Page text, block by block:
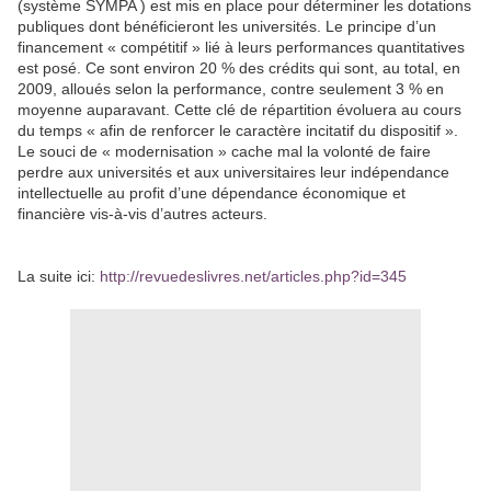
(système SYMPA ) est mis en place pour déterminer les dotations
publiques dont bénéficieront les universités. Le principe d’un
financement « compétitif » lié à leurs performances quantitatives
est posé. Ce sont environ 20 % des crédits qui sont, au total, en
2009, alloués selon la performance, contre seulement 3 % en
moyenne auparavant. Cette clé de répartition évoluera au cours
du temps « afin de renforcer le caractère incitatif du dispositif ».
Le souci de « modernisation » cache mal la volonté de faire
perdre aux universités et aux universitaires leur indépendance
intellectuelle au profit d’une dépendance économique et
financière vis-à-vis d’autres acteurs.
La suite ici: http://revuedeslivres.net/articles.php?id=345